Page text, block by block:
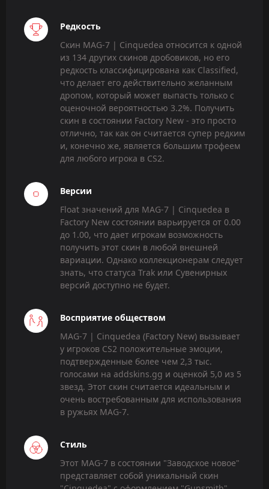
Редкость
Скин MAG-7 | Cinquedea относится к одной
из 134 других скинов дробовиков, но его
редкость классифицирована как Classified,
что делает его действительно желанным
дропом, который может выпасть только с
оценочной вероятностью 3.2%. Получить
скин в состоянии Factory New - это просто
отлично, так как он считается супер редким
и, конечно же, является большим трофеем
для любого игрока в CS2.
Версии
Float значений для MAG-7 | Cinquedea в
Factory New состоянии варьируется от 0.00
до 1.00, что дает игрокам возможность
получить этот скин в любой внешней
вариации. Однако коллекционерам следует
знать, что статуса Trak или Сувенирных
версий доступно не будет.
Восприятие обществом
MAG-7 | Cinquedea (Factory New) вызывает
у игроков CS2 положительные эмоции,
подтвержденные более чем 2,3 тыс.
голосами на addskins.gg и оценкой 5,0 из 5
звезд. Этот скин считается идеальным и
очень востребованным для использования
в ружьях MAG-7.
Стиль
Этот MAG-7 в состоянии "Заводское новое"
представляет собой уникальный скин